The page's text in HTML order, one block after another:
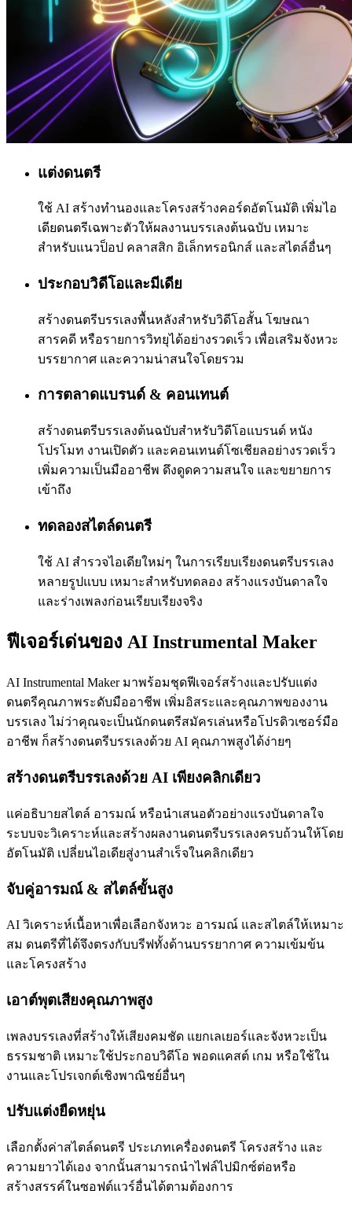
แต่งดนตรี
ใช้ AI สร้างทำนองและโครงสร้างคอร์ดอัตโนมัติ เพิ่มไอ
เดียดนตรีเฉพาะตัวให้ผลงานบรรเลงต้นฉบับ เหมาะ
สำหรับแนวป็อป คลาสสิก อิเล็กทรอนิกส์ และสไตล์อื่นๆ
ประกอบวิดีโอและมีเดีย
สร้างดนตรีบรรเลงพื้นหลังสำหรับวิดีโอสั้น โฆษณา
สารคดี หรือรายการวิทยุได้อย่างรวดเร็ว เพื่อเสริมจังหวะ
บรรยากาศ และความน่าสนใจโดยรวม
การตลาดแบรนด์ & คอนเทนต์
สร้างดนตรีบรรเลงต้นฉบับสำหรับวิดีโอแบรนด์ หนัง
โปรโมท งานเปิดตัว และคอนเทนต์โซเชียลอย่างรวดเร็ว
เพิ่มความเป็นมืออาชีพ ดึงดูดความสนใจ และขยายการ
เข้าถึง
ทดลองสไตล์ดนตรี
ใช้ AI สำรวจไอเดียใหม่ๆ ในการเรียบเรียงดนตรีบรรเลง
หลายรูปแบบ เหมาะสำหรับทดลอง สร้างแรงบันดาลใจ
และร่างเพลงก่อนเรียบเรียงจริง
ฟีเจอร์เด่นของ AI Instrumental Maker
AI Instrumental Maker มาพร้อมชุดฟีเจอร์สร้างและปรับแต่ง
ดนตรีคุณภาพระดับมืออาชีพ เพิ่มอิสระและคุณภาพของงาน
บรรเลง ไม่ว่าคุณจะเป็นนักดนตรีสมัครเล่นหรือโปรดิวเซอร์มือ
อาชีพ ก็สร้างดนตรีบรรเลงด้วย AI คุณภาพสูงได้ง่ายๆ
สร้างดนตรีบรรเลงด้วย AI เพียงคลิกเดียว
แค่อธิบายสไตล์ อารมณ์ หรือนำเสนอตัวอย่างแรงบันดาลใจ
ระบบจะวิเคราะห์และสร้างผลงานดนตรีบรรเลงครบถ้วนให้โดย
อัตโนมัติ เปลี่ยนไอเดียสู่งานสำเร็จในคลิกเดียว
จับคู่อารมณ์ & สไตล์ขั้นสูง
AI วิเคราะห์เนื้อหาเพื่อเลือกจังหวะ อารมณ์ และสไตล์ให้เหมาะ
สม ดนตรีที่ได้จึงตรงกับบรีฟทั้งด้านบรรยากาศ ความเข้มข้น
และโครงสร้าง
เอาต์พุตเสียงคุณภาพสูง
เพลงบรรเลงที่สร้างให้เสียงคมชัด แยกเลเยอร์และจังหวะเป็น
ธรรมชาติ เหมาะใช้ประกอบวิดีโอ พอดแคสต์ เกม หรือใช้ใน
งานและโปรเจกต์เชิงพาณิชย์อื่นๆ
ปรับแต่งยืดหยุ่น
เลือกตั้งค่าสไตล์ดนตรี ประเภทเครื่องดนตรี โครงสร้าง และ
ความยาวได้เอง จากนั้นสามารถนำไฟล์ไปมิกซ์ต่อหรือ
สร้างสรรค์ในซอฟต์แวร์อื่นได้ตามต้องการ